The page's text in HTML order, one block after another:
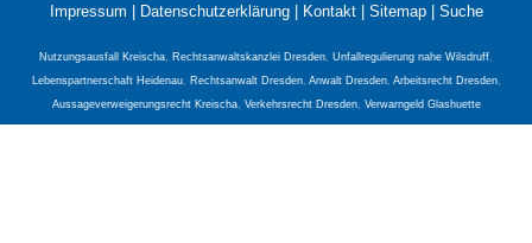
Impressum | Datenschutzerklärung| Kontakt| Sitemap| Suche
Nutzungsausfall Kreischa, Rechtsanwaltskanzlei Dresden, Unfallregulierung nahe Wilsdruff,
Lebenspartnerschaft Heidenau, Rechtsanwalt Dresden, Anwalt Dresden, Arbeitsrecht Dresden,
Aussageverweigerungsrecht Kreischa, Verkehrsrecht Dresden, Verwarngeld Glashuette